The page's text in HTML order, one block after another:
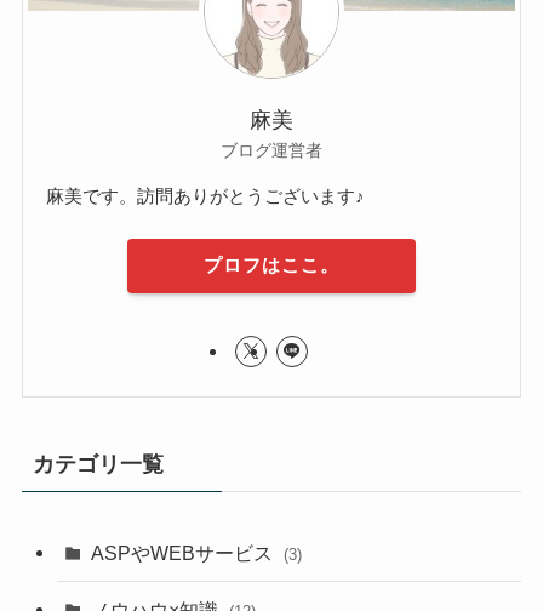
麻美
ブログ運営者
麻美です。訪問ありがとうございます♪
プロフはここ。
カテゴリ一覧
ASPやWEBサービス (3)